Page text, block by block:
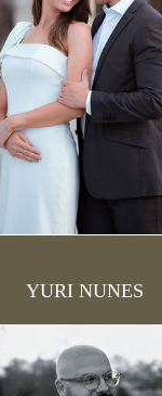
1521
YURI NUNES